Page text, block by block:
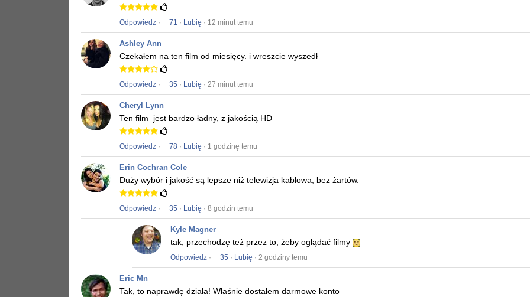
Odpowiedz · 71 · Lubię · 12 minut temu
Ashley Ann
Czekałem na ten film od miesięcy. i wreszcie wyszedł
Odpowiedz · 35 · Lubię · 27 minut temu
Cheryl Lynn
Ten film jest bardzo ładny, z jakością HD
Odpowiedz · 78 · Lubię · 1 godzinę temu
Erin Cochran Cole
Duży wybór i jakość są lepsze niż telewizja kablowa, bez żartów.
Odpowiedz · 35 · Lubię · 8 godzin temu
Kyle Magner
tak, przechodzę też przez to, żeby oglądać filmy
Odpowiedz · 35 · Lubię · 2 godziny temu
Eric Mn
Tak, to naprawdę działa! Właśnie dostałem darmowe konto